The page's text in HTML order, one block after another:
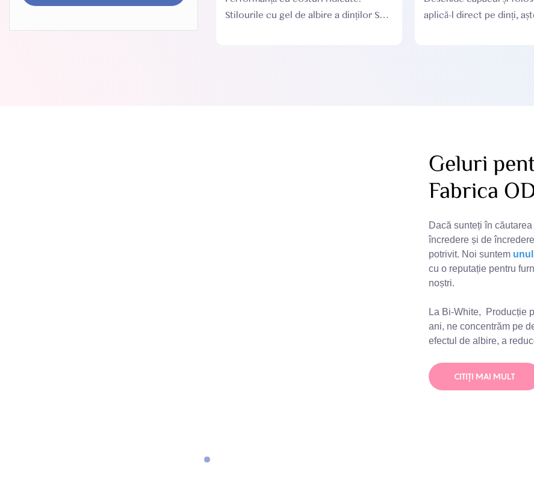
Stilourile cu gel de albire a dinților SC
aplică-l direct pe dinți,
Geluri
Fabrica
Dacă sunteți în
încredere și de
potrivit. Noi suntem
cu o reputație pentru
noștri.
La Bi-White,
Producție
ani, ne concentrăm pe
efectul de albire, a
CITIŢI MAI MULT